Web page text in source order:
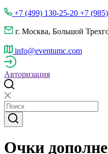
+7 (499) 130-25-20 +7
г. Москва, Большой
info@eventumc.com
Авторизация
Очки